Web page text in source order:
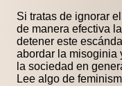
Si tratas de ignorar
de manera efectiva
detener este
abordar la misoginia
la sociedad en
Lee algo de